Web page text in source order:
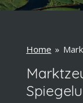
Home »